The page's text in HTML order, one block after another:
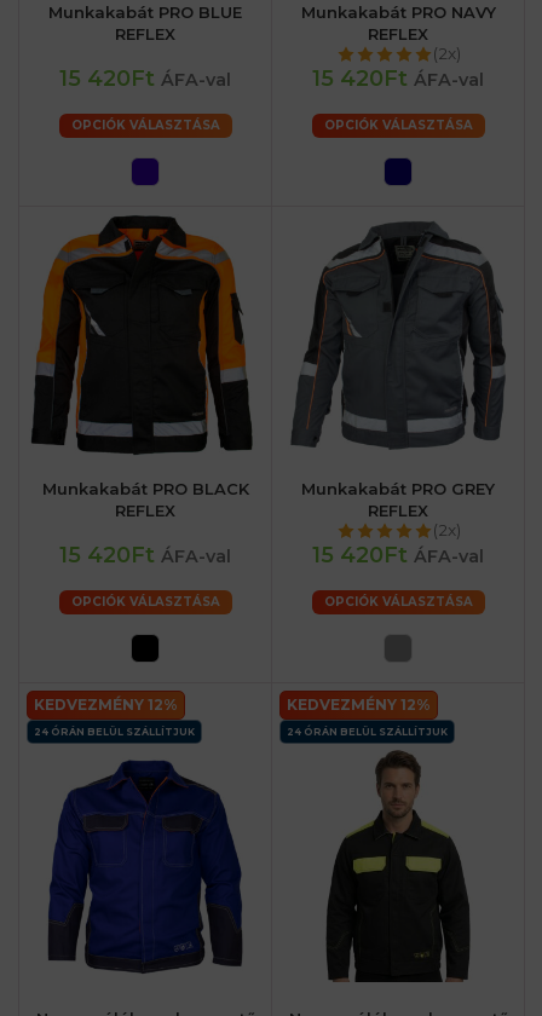
Munkakabát PRO BLUE
REFLEX
15 420Ft ÁFA-val
OPCIÓK VÁLASZTÁSA
Munkakabát PRO NAVY
REFLEX
(2x)
15 420Ft ÁFA-val
OPCIÓK VÁLASZTÁSA
Munkakabát PRO BLACK
REFLEX
15 420Ft ÁFA-val
OPCIÓK VÁLASZTÁSA
Munkakabát PRO GREY
REFLEX
(2x)
15 420Ft ÁFA-val
OPCIÓK VÁLASZTÁSA
KEDVEZMÉNY 12%
24 ÓRÁN BELÜL SZÁLLÍTJUK
KEDVEZMÉNY 12%
24 ÓRÁN BELÜL SZÁLLÍTJUK